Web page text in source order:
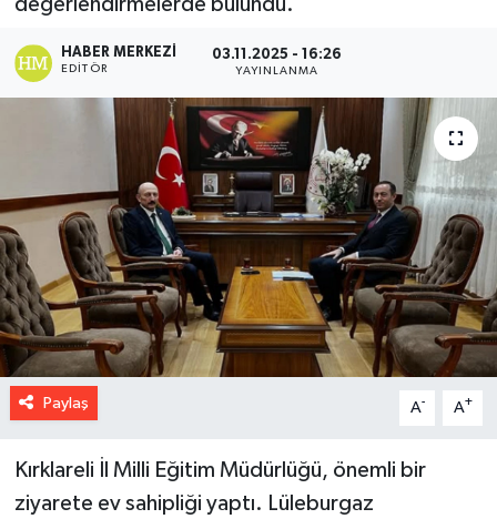
HABER MERKEZI
EDITÖR
03.11.2025 - 16:26
YAYINLANMA
Paylaş A- A+
Kırklareli İl Milli Eğitim Müdürlüğü, önemli bir
ziyarete ev sahipliği yaptı. Lüleburgaz
Sağlık